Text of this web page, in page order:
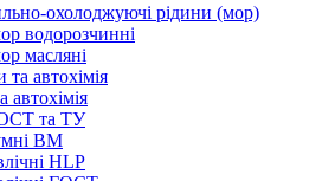
охолоджуючі рідини (мор)
водорозчинні
масляні
автохімія
автохімія
та ТУ
ВМ
HLP